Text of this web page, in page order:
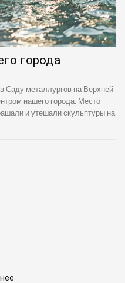
города
Саду металлургов на Верхней
нашего города. Место
и утешали скульптуры на